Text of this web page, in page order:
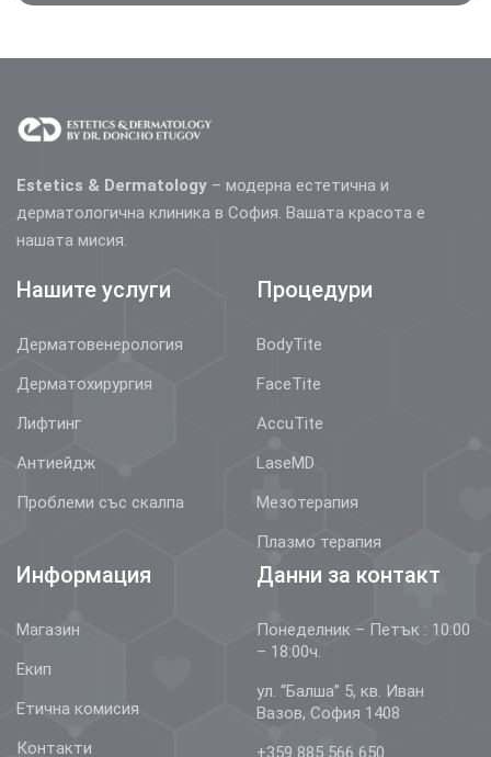
Estetics & Dermatology – модерна естетична и
дерматологична клиника в София. Вашата красота е
нашата мисия.
Нашите услуги
Дерматовенерология
Дерматохирургия
Лифтинг
Антиейдж
Проблеми със скалпа
Процедури
BodyTite
FaceTite
AccuTite
LaseMD
Мезотерапия
Плазмо терапия
Информация
Магазин
Екип
Етична комисия
Контакти
Данни за контакт
Понеделник – Петък : 10:00
– 18:00ч.
ул. “Балша” 5, кв. Иван
Вазов, София 1408
+359 885 566 650